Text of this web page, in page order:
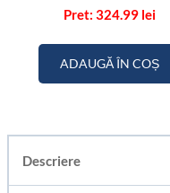
324.99 lei
ADAUGĂ ÎN COȘ
Descriere